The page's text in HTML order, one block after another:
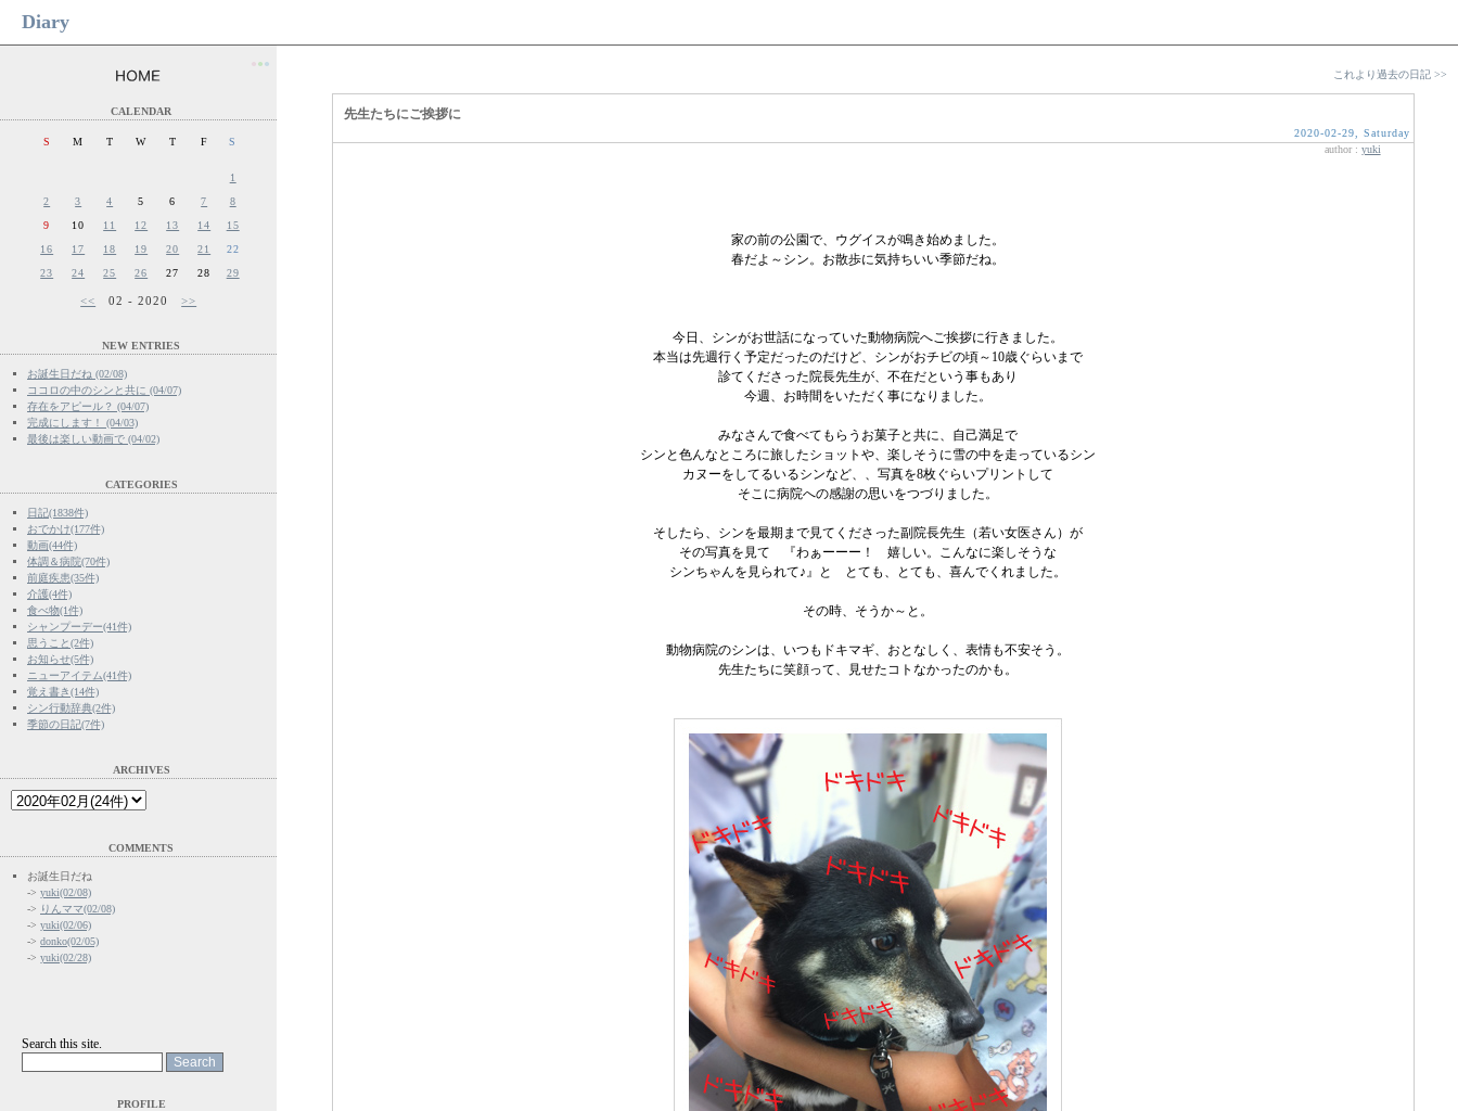
Diary
これより過去の日記 >>
先生たちにご挨拶に
2020-02-29, Saturday
author : yuki
家の前の公園で、ウグイスが鳴き始めました。
春だよ～シン。お散歩に気持ちいい季節だね。
今日、シンがお世話になっていた動物病院へご挨拶に行きました。
本当は先週行く予定だったのだけど、シンがおチビの頃～10歳ぐらいまで
診てくださった院長先生が、不在だという事もあり
今週、お時間をいただく事になりました。
みなさんで食べてもらうお菓子と共に、自己満足で
シンと色んなところに旅したショットや、楽しそうに雪の中を走っているシン
カヌーをしてるいるシンなど、、写真を8枚ぐらいプリントして
そこに病院への感謝の思いをつづりました。
そしたら、シンを最期まで見てくださった副院長先生（若い女医さん）が
その写真を見て 『わぁーーー！ 嬉しい。こんなに楽しそうな
シンちゃんを見られて♪』と とても、とても、喜んでくれました。
その時、そうか～と。
動物病院のシンは、いつもドキマギ、おとなしく、表情も不安そう。
先生たちに笑顔って、見せたコトなかったのかも。
●●
CALENDAR
S M T W T F S
1
2
3 4 5 6 7
8
9
10 11 12 13 14
15
16
17 18 19 20 21
22
23
24 25 26 27 28 29
<< 02 - 2020>>
NEW ENTRIES
お誕生日だね (02/08)
ココロの中のシンと共に (04/07)
存在をアピール？ (04/07)
完成にします！ (04/03)
最後は楽しい動画で (04/02)
CATEGORIES
日記(1838件)
おでかけ(177件)
動画(44件)
体調＆病院(70件)
前庭疾患(35件)
介護(4件)
食べ物(1件)
シャンプーデー(41件)
思うこと(2件)
お知らせ(5件)
ニューアイテム(41件)
覚え書き(14件)
シン行動辞典(2件)
季節の日記(7件)
ARCHIVES
COMMENTS
お誕生日だね
-> yuki(02/08)
-> りんママ(02/08)
-> yuki(02/06)
-> donko(02/05)
-> yuki(02/28)
Search this site.
PROFILE